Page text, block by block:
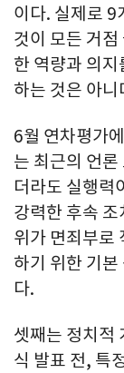
이다. 실제로 9
것이 모든 거점
한 역량과 의
하는 것은 아니
6월 연차평가
는 최근의 언
더라도 실행력
강력한 후속
위가 면죄부로
하기 위한 기
다.
셋째는 정치적
식 발표 전, 특